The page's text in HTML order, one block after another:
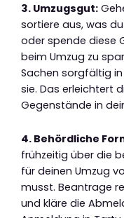
3. Umzugsgut:
sortiere aus, was
oder spende diese
beim Umzug zu
Sachen sorgfältig
sie. Das erleichtert
Gegenstände in
4. Behördliche
frühzeitig über die
für deinen Umzug
musst. Beantrage
und kläre die